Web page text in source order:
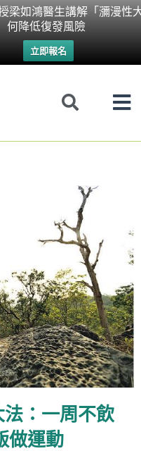
梁如鴻醫生講解「瀰漫性
何降低復發風險
立即報名
法：一周不飲
做運動